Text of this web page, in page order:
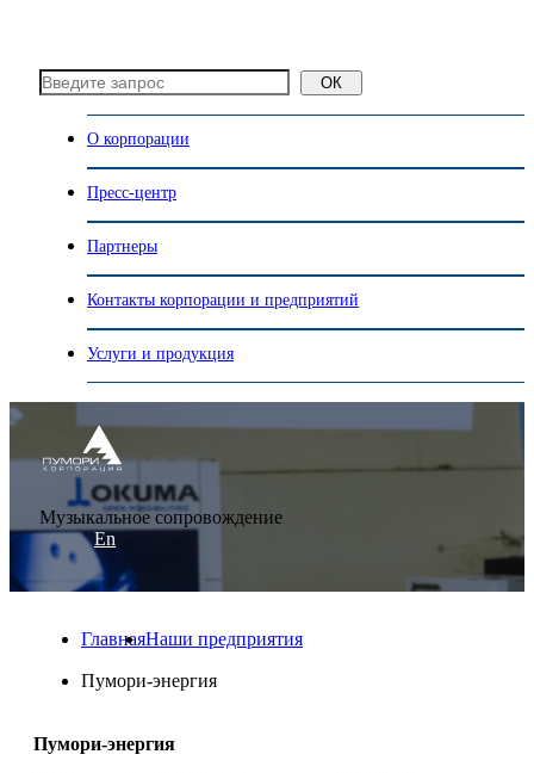
ОК
О корпорации
Пресс-центр
Партнеры
Контакты корпорации и предприятий
Услуги и продукция
Музыкальное сопровождение
En
ГлавнаяНаши предприятия
Пумори-энергия
Пумори-энергия